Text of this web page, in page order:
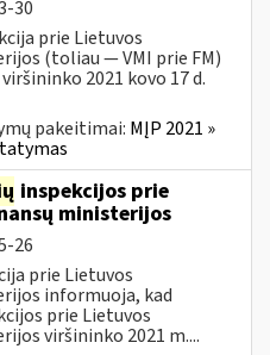
30
prie Lietuvos
(toliau ― VMI prie FM)
2021 kovo 17 d.
pakeitimai: MĮP 2021 »
inspekcijos prie
ministerijos
26
prie Lietuvos
informuoja, kad
prie Lietuvos
viršininko 2021 m....